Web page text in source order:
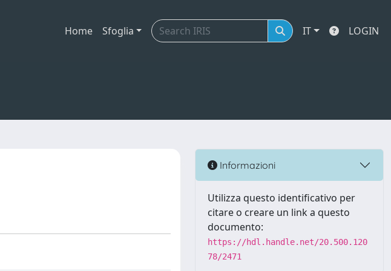
Home Sfoglia IT LOGIN
Informazioni
Utilizza questo identificativo per
citare o creare un link a questo
documento:
https://hdl.handle.net/20.500.120
78/2471